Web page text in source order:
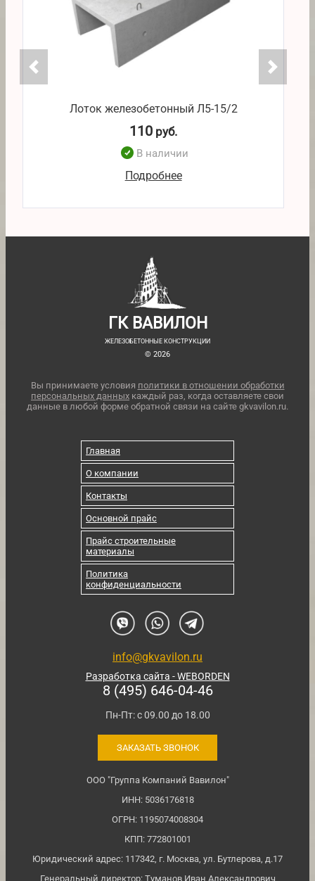
Лоток железобетонный Л5-15/2
110 руб.
В наличии
Подробнее
ГК ВАВИЛОН
ЖЕЛЕЗОБЕТОННЫЕ КОНСТРУКЦИИ
© 2026
Вы принимаете условия политики в отношении обработки
персональных данных каждый раз, когда оставляете свои
данные в любой форме обратной связи на сайте gkvavilon.ru.
Главная
О компании
Контакты
Основной прайс
Прайс строительные
материалы
Политика
конфиденциальности
info@gkvavilon.ru
Разработка сайта - WEBORDEN
8 (495) 646-04-46
Пн-Пт: с 09.00 до 18.00
ЗАКАЗАТЬ ЗВОНОК
ООО "Группа Компаний Вавилон"
ИНН: 5036176818
ОГРН: 1195074008304
КПП: 772801001
Юридический адрес: 117342, г. Москва, ул. Бутлерова, д.17
Генеральный директор: Туманов Иван Александрович